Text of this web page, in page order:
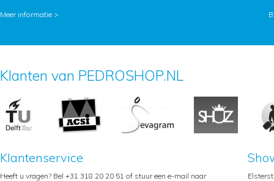
Meer informatie >
Klanten van PEDROSHOP.NL
Klantenservice
Heeft u vragen? Bel +31 318 20 20 51 of stuur een e-mail naar